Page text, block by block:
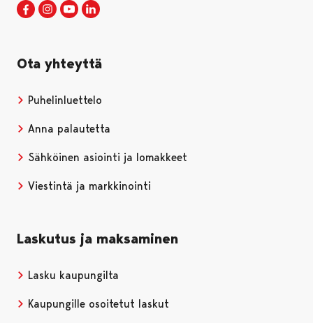
Porin kaupunki Facebookissa
Avautuu uudessa välilehdessä
Porin kaupunki Instagramissa
Avautuu uudessa välilehdessä
Porin kaupunki Youtubessa
Avautuu uudessa välilehdessä
Ota yhteyttä
Puhelinluettelo
Anna palautetta
Sähköinen asiointi ja lomakkeet
Viestintä ja markkinointi
Laskutus ja maksaminen
Lasku kaupungilta
Kaupungille osoitetut laskut